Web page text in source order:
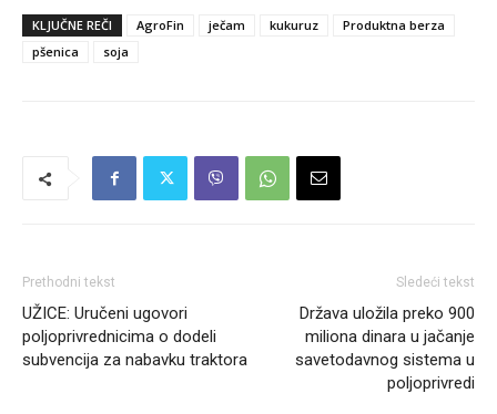
KLJUČNE REČI AgroFin ječam kukuruz
Produktna berza
pšenica
soja
Prethodni tekst
UŽICE: Uručeni ugovori
poljoprivrednicima o dodeli
subvencija za nabavku traktora
Sledeći tekst
Država uložila preko 900
miliona dinara u jačanje
savetodavnog sistema u
poljoprivredi